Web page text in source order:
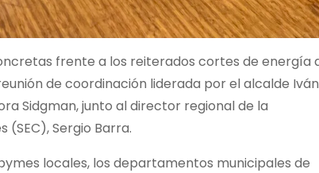
frente a los reiterados cortes de energía
de coordinación liderada por el alcalde Iván
Sidgman, junto al director regional de la
Sergio Barra.
locales, los departamentos municipales de